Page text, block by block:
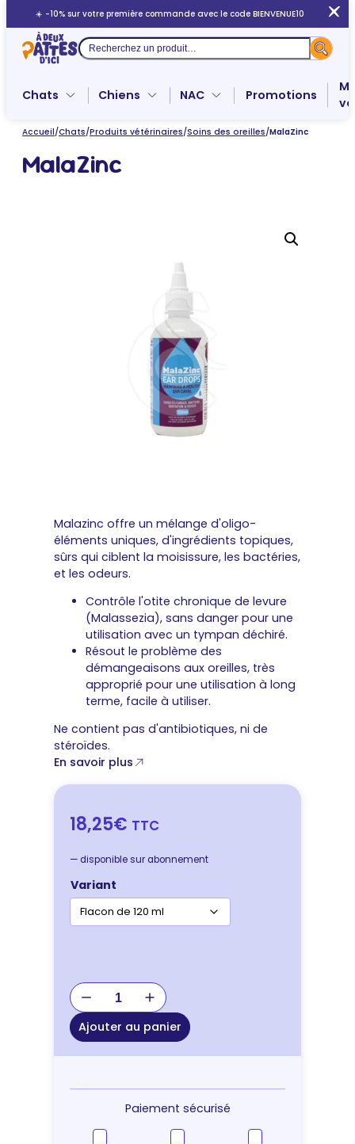
au
contenu
☀️ -10% sur votre première commande avec le code BIENVENUE10
Recherche
Chats Chiens NAC Promotions
Accueil/Chats/Produits vétérinaires/Soins des oreilles/MalaZinc
MalaZinc
Malazinc offre un mélange d'oligo-
éléments uniques, d'ingrédients topiques,
sûrs qui ciblent la moisissure, les bactéries,
et les odeurs.
Contrôle l'otite chronique de levure
(Malassezia), sans danger pour une
utilisation avec un tympan déchiré.
Résout le problème des
démangeaisons aux oreilles, très
approprié pour une utilisation à long
terme, facile à utiliser.
Ne contient pas d'antibiotiques, ni de
stéroïdes.
En savoir plus
18,25€ TTC
— disponible sur abonnement
Variant
quantité
de
MalaZinc
Ajouter au panier
Paiement sécurisé